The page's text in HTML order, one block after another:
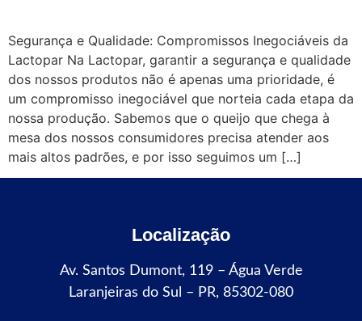
Segurança e Qualidade: Compromissos Inegociáveis da
Lactopar Na Lactopar, garantir a segurança e qualidade
dos nossos produtos não é apenas uma prioridade, é
um compromisso inegociável que norteia cada etapa da
nossa produção. Sabemos que o queijo que chega à
mesa dos nossos consumidores precisa atender aos
mais altos padrões, e por isso seguimos um […]
Localização
Av. Santos Dumont, 119 – Água Verde
Laranjeiras do Sul – PR, 85302-080